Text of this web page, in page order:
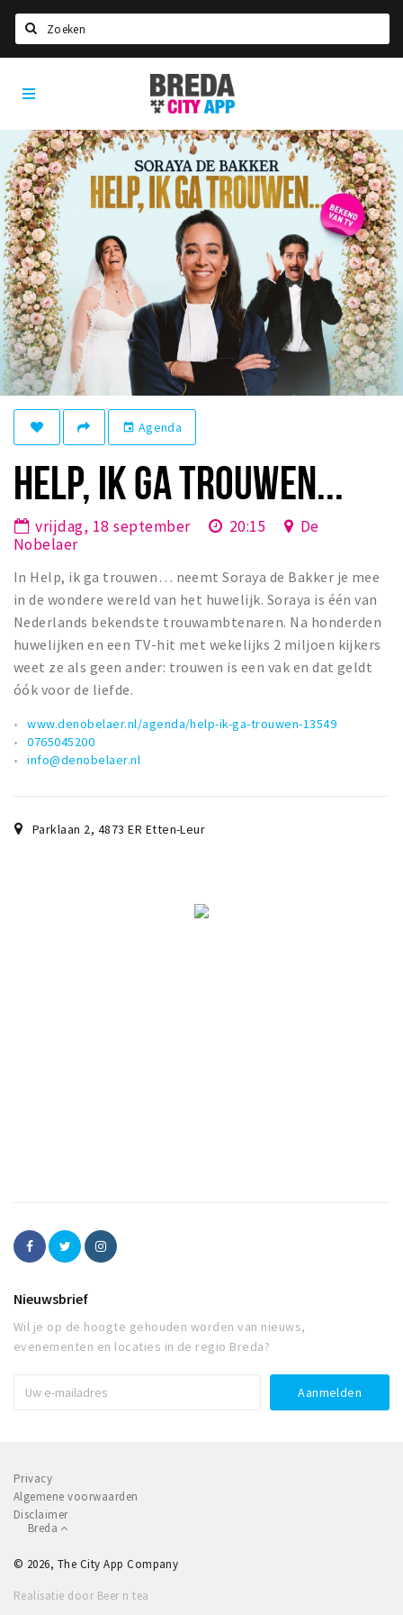
Home
Agenda
Deals
Party pics
Nieuws, interviews & blogs
Eten
Drinken
Slapen
Recreatief
Winkels
Winkelgebieden
Bezienswaardigheden
Musea, theaters & podia
Toeristische routes
Natuurgebieden
Baroniepoorten
Sport
Privacy
Inloggen
Breda
City
App
event Agenda
HELP, IK GA TROUWEN...
vrijdag, 18 september 20:15
De
Nobelaer
In Help, ik ga trouwen… neemt Soraya de Bakker je mee
in de wondere wereld van het huwelijk. Soraya is één van
Nederlands bekendste trouwambtenaren. Na honderden
huwelijken en een TV-hit met wekelijks 2 miljoen kijkers
weet ze als geen ander: trouwen is een vak en dat geldt
óók voor de liefde.
www.denobelaer.nl/agenda/help-ik-ga-trouwen-13549
0765045200
info@denobelaer.nl
Parklaan 2, 4873 ER Etten-Leur
Nieuwsbrief
Wil je op de hoogte gehouden worden van nieuws,
evenementen en locaties in de regio Breda?
Privacy
Algemene voorwaarden
Disclaimer
Breda
© 2026, The City App Company
Realisatie door Beer n tea